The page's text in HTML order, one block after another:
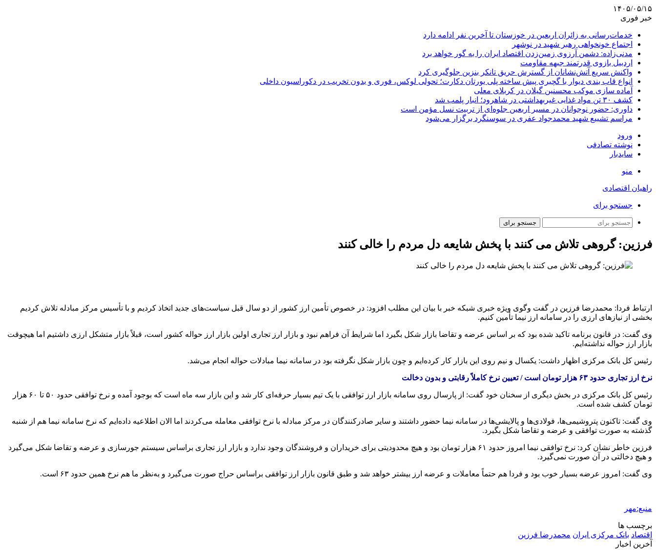
۱۴۰۵/۰۵/۱۵
خبر فوری
خدمات‌رسانی به زائران اربعین در خوزستان تا آخرین نفر ادامه دارد
اجتماع خونخواهی رهبر شهید در نوشهر
مدنی‌زاده: دشمن آرزوی زمین‌زدن اقتصاد ایران را به گور خواهد برد
اردبیل بازوی قدرتمند جبهه مقاومت
واکنش سریع آتش‌نشانان از گسترش حریق تانکر بنزین جلوگیری کرد
انواع قاب بندی دیوار با گچبری پیش ساخته پلی یورتان دکارت؛ تحولی لوکس، فوری و بدون تخریب در دکوراسیون داخلی
آماده سازی موکب محسنین گیلان در کربلای معلی
کشف ۳۰ تن مواد غذایی غیربهداشتی در شاهرود؛ انبار پلمب شد
داوری: حضور نوجوانان در مسیر اربعین جلوه‌ای از تربیت نسل مؤمن است
مراسم تشییع شهید محمدجواد عفری در سوسنگرد برگزار می‌شود
ورود
نوشته تصادفی
سایدبار
منو
راهیان اقتصادی
جستجو برای
جستجو برای
فرزین: گروهی تلاش می کنند با پخش شایعه دل مردم را خالی کنند
ارتباط فردا: محمدرضا فرزین در گفت وگوی ویژه خبری شبکه خبر با بیان این مطلب افزود: در خصوص تأمین ارز کشور از دو سال قبل سیاست‌های جدید اتخاذ کردیم و با تأسیس مرکز مبادله تلاش کردیم
بخشی از نیازهای ارزی را در سامانه ارز نیما تأمین کنیم.
وی گفت: در قانون برنامه تاکید شده بود که بر اساس عرضه و تقاضا بازار شکل بگیرد اما شرایط آن فراهم نبود و بازار ارز تجاری اولین بازار ارز حواله کشور است، قبلاً بازار متشکل ارزی داشتیم اما هیچوقت
بازار ارز حواله نداشته‌ایم.
رئیس کل بانک مرکزی اظهار داشت: یکسال و نیم روی این بازار کار کرده‌ایم و چون بازار شکل نگرفته بود در سامانه نیما مبادلات حواله انجام می‌شد.
نرخ ارز تجاری حدود ۶۳ هزار تومان است / تعیین نرخ کاملاً رقابتی و بدون دخالت
رئیس کل بانک مرکزی در بخش دیگری از سخنان خود گفت: از پارسال روی سامانه بازار ارز توافقی با یک تیم بسیار حرفه‌ای کار شد و این بازار سه ماه است که بوجود
آمده و نرخ توافقی حدود ۵۰ تا ۶۰ هزار
تومان کشف شده است.
وی گفت: تاکنون پتروشیمی‌ها، فولادی‌ها و پالایشی‌ها در سامانه نیما حضور داشتند و سایر صادرکنندگان در مرکز مبادله با نرخ توافقی معامله می‌کردند اما الان اطلاعیه داده‌ایم که نرخ سامانه نیما هم از شنبه
گذشته به صورت توافقی و عرضه و تقاضا شکل بگیرد.
فرزین خاطر نشان کرد: نرخ توافقی نیما امروز حدود ۶۱ هزار تومان بود و هیچ محدودیتی برای خریداران و فروشندگان وجود ندارد و بازار ارز تجاری براساس سیستم جورسازی و عرضه و تقاضا شکل می‌گیرد
و هیچ دخالتی در آن صورت نمی‌گیرد.
وی گفت: امروز عرضه بسیار خوب بود و فردا هم حتماً معاملات و عرضه ارز بیشتر خواهد شد و طبق قانون بازار ارز توافقی براساس حراج صورت می‌گیرد و به‌نظر ما هم نرخ همین حدود ۶۳ است.
منبع:مهر
برچسب ها
اقتصاد بانک مرکزی ایران محمدرضا فرزین
آخرین اخبار